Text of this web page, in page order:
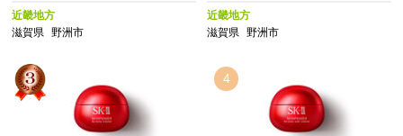
ント トリートメントエッセン
ス 化粧水｜
近畿地方
滋賀県
野洲市
ング｜
近畿地方
滋賀県 野洲市
4